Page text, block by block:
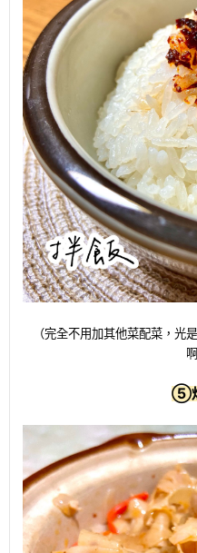
（完全不用加其他菜配菜，光
⑤